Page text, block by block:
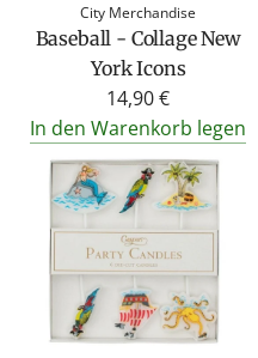
City Merchandise
Baseball - Collage New
York Icons
14,90 €
In den Warenkorb legen